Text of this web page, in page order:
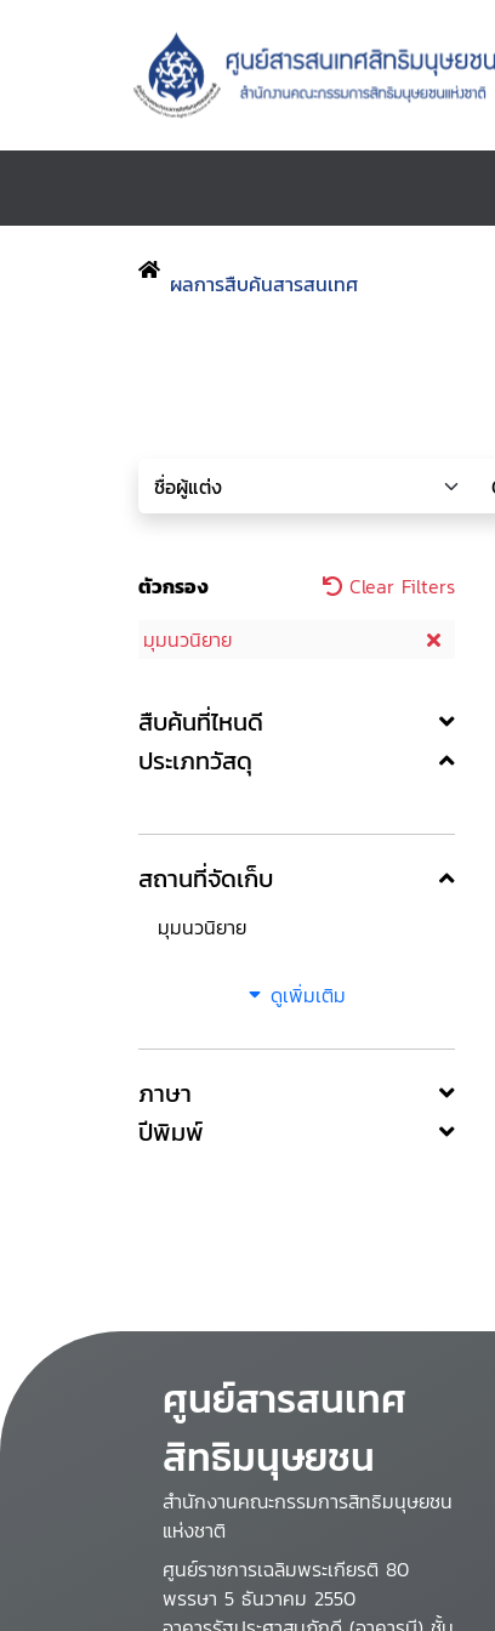
ผลการสืบค้นสารสนเทศ
ตัวกรอง
Clear Filters
มุมนวนิยาย
สืบค้นที่ไหนดี
ประเภทวัสดุ
สถานที่จัดเก็บ
มุมนวนิยาย
ดูเพิ่มเติม
ภาษา
ปีพิมพ์
ศูนย์สารสนเทศ
สิทธิมนุษยชน
สำนักงานคณะกรรมการสิทธิมนุษยชน
แห่งชาติ
ศูนย์ราชการเฉลิมพระเกียรติ 80
พรรษา 5 ธันวาคม 2550